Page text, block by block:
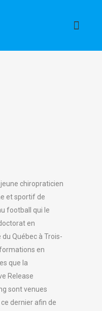
chiropraticien
et sportif de
football qui le
en
Québec à Trois-
en
que la
Release
sont venues
dernier afin de